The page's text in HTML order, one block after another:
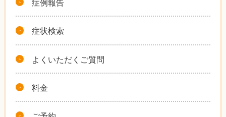
症状検索
よくいただくご質問
料金